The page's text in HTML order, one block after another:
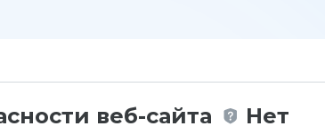
веб-сайта Нет